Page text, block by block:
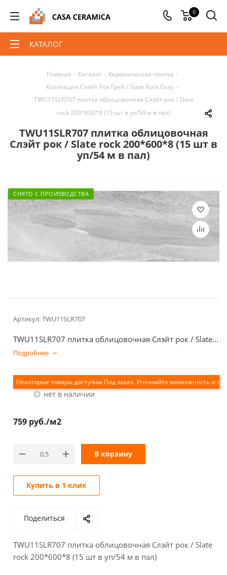
0
КАТАЛОГ
Главная - Каталог - Керамическая плитка -
Коллекция Слэйт Рок Грей / Slate Rock Gray -
TWU11SLR707 плитка облицовочная Слэйт рок / Slate
rock 200*600*8 (15 шт в уп/54 м в пал)
TWU11SLR707 плитка облицовочная
Слэйт рок / Slate rock 200*600*8 (15 шт в
уп/54 м в пал)
СНЯТО С ПРОИЗВОДСТВА
Артикул:TWU11SLR707
TWU11SLR707 плитка облицовочная Слэйт рок / Slate...
Подробнее
Екатеринбург
Нет в наличии
759 руб./м2
В корзину
Купить в 1 клик
Поделиться
TWU11SLR707 плитка облицовочная Слэйт рок / Slate
rock 200*600*8 (15 шт в уп/54 м в пал)